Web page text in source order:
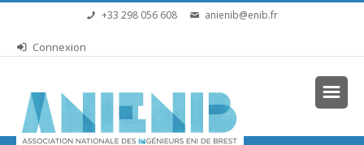
Aller au contenu principal+33 298 056 608 anienib@enib.fr
Connexion